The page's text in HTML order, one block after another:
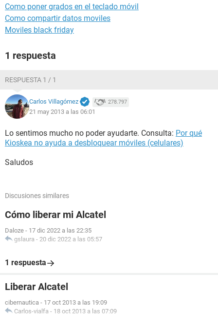
Como poner grados en el teclado móvil
Como compartir datos moviles
Moviles black friday
1 respuesta
RESPUESTA 1 / 1
Carlos Villagómez 278.797
21 may 2013 a las 06:01
Lo sentimos mucho no poder ayudarte. Consulta: Por qué
Kioskea no ayuda a desbloquear móviles (celulares)
Saludos
Discusiones similares
Cómo liberar mi Alcatel
Daloze - 17 dic 2022 a las 22:35
gslaura - 20 dic 2022 a las 05:57
1 respuesta
Liberar Alcatel
cibernautica - 17 oct 2013 a las 19:09
Carlos-vialfa - 18 oct 2013 a las 07:09